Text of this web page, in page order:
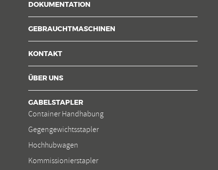
DOKUMENTATION
GEBRAUCHTMASCHINEN
KONTAKT
ÜBER UNS
GABELSTAPLER
Container Handhabung
Gegengewichtsstapler
Hochhubwagen
Kommissionierstapler